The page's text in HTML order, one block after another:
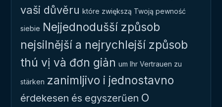
vaši důvěru które zwiększą Twoją pewność
siebie Nejjednodušší způsob
nejsilnější a nejrychlejší způsob
thú vị và đơn giản um Ihr Vertrauen zu
stärken zanimljivo i jednostavno
érdekesen és egyszerűen Ο